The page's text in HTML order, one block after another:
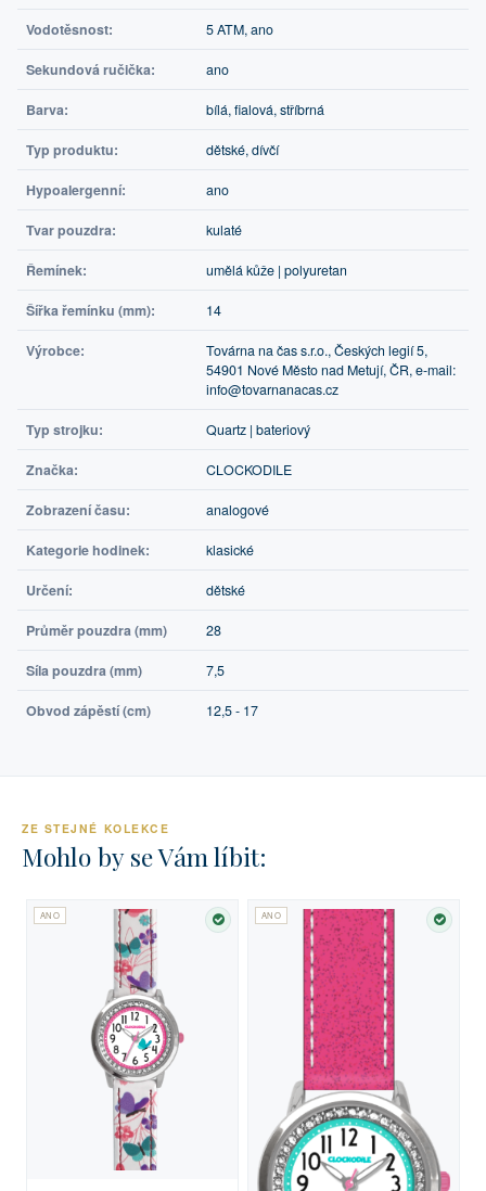
Vodotěsnost: 5 ATM, ano
Sekundová ručička: ano
Barva: bílá, fialová, stříbrná
Typ produktu: dětské, dívčí
Hypoalergenní: ano
Tvar pouzdra: kulaté
Řemínek: umělá kůže | polyuretan
Šířka řemínku (mm): 14
Výrobce:
Továrna na čas s.r.o., Českých legií 5,
54901 Nové Město nad Metují, ČR, e-mail:
info@tovarnanacas.cz
Typ strojku: Quartz | bateriový
Značka: CLOCKODILE
Zobrazení času: analogové
Kategorie hodinek: klasické
Určení: dětské
Průměr pouzdra (mm) 28
Síla pouzdra (mm) 7,5
Obvod zápěstí (cm) 12,5 - 17
ZE STEJNÉ KOLEKCE
Mohlo by se Vám líbit:
ANO
SKLADEM
ANO